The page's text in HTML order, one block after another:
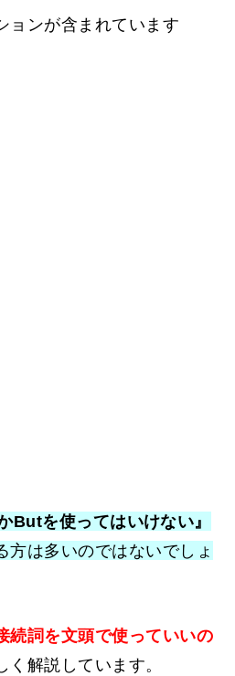
ョンが含まれています
Butを使ってはいけない』
方は多いのではないでしょ
続詞を文頭で使っていいの
く解説しています。